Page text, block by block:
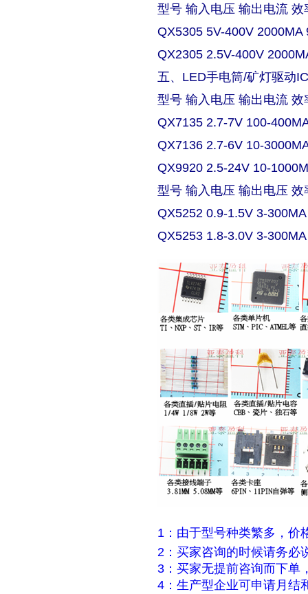
型号 输入电压 输出电流 效
QX5305 5V-400V 2000MA
QX2305 2.5V-400V
五、LED手电筒/矿灯驱动
型号 输入电压 输出电流 效
QX7135 2.7-7V 100-
QX7136 2.7-6V 10-
QX9920 2.5-24V 10-
型号 输入电压 输出电压 效
QX5252 0.9-1.5V 3-
QX5253 1.8-3.0V 3-
1：由于型号种类繁多，价
2：买家咨询的时候请务必
3：买家无提前咨询而下单
4：生产型企业可申请月结